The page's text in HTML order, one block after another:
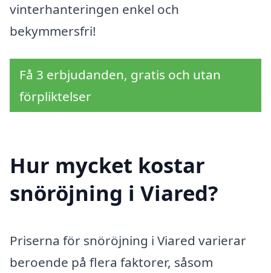
vinterhanteringen enkel och
bekymmersfri!
Få 3 erbjudanden, gratis och utan
förpliktelser
Hur mycket kostar
snöröjning i Viared?
Priserna för snöröjning i Viared varierar
beroende på flera faktorer, såsom